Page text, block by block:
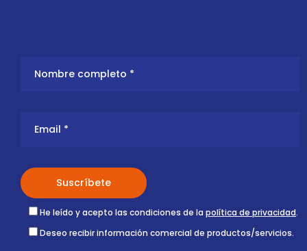
He leído y acepto las condiciones de la política de privacidad.
Deseo recibir información comercial de productos/servicios.